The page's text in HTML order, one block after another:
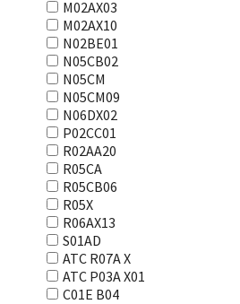
M02AX03
M02AX10
N02BE01
N05CB02
N05CM
N05CM09
N06DX02
P02CC01
R02AA20
R05CA
R05CB06
R05X
R06AX13
S01AD
АТС R07A X
АТС Р03А Х01
С01Е В04